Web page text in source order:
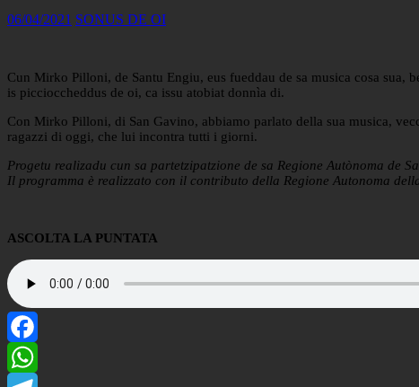
06/04/2021 SONUS DE OI
Cun Mirko Pilloni, de Santu Engiu, eus fueddau de sa musica cosa sua,
is piccioccheddus de oi, ca issu atobiat donnìa di.
Con Mirko Pilloni, di San Gavino, abbiamo parlato della sua musica,
ragazzi di oggi, che lui incontra tutti i giorni.
Progetu realizadu cun sa partetzipatzione de sa Regione Autònoma de
Il programma è realizzato con il contributo della Regione Autonoma
ASCOLTA LA PUNTATA
Facebook